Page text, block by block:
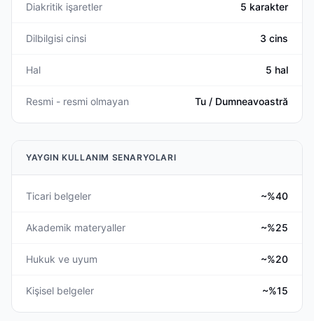
Diakritik işaretler 5 karakter
Dilbilgisi cinsi 3 cins
Hal 5 hal
Resmi - resmi olmayan Tu / Dumneavoastră
YAYGIN KULLANIM SENARYOLARI
Ticari belgeler ~%40
Akademik materyaller ~%25
Hukuk ve uyum ~%20
Kişisel belgeler ~%15